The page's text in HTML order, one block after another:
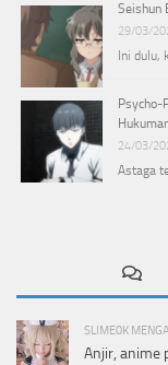
Seishun
29/03/
Ini dulu,
Psycho-
24/03/
Astaga
SLIME0K
Anjir, anime